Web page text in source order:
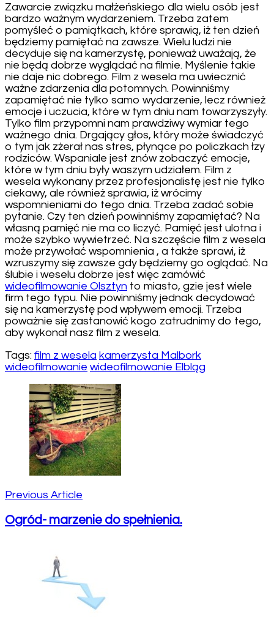
Zawarcie związku małżeńskiego dla wielu osób jest
bardzo ważnym wydarzeniem. Trzeba zatem
pomyśleć o pamiątkach, które sprawią, iż ten dzień
będziemy pamiętać na zawsze. Wielu ludzi nie
decyduje się na kamerzystę, ponieważ uważają, że
nie będą dobrze wyglądać na filmie. Myślenie takie
nie daje nic dobrego. Film z wesela ma uwiecznić
ważne zdarzenia dla potomnych. Powinniśmy
zapamiętać nie tylko samo wydarzenie, lecz również
emocje i uczucia, które w tym dniu nam towarzyszyły.
Tylko film przypomni nam prawdziwy wymiar tego
ważnego dnia. Drgający głos, który może świadczyć
o tym jak zżerał nas stres, płynące po policzkach łzy
rodziców. Wspaniale jest znów zobaczyć emocje,
które w tym dniu były waszym udziałem. Film z
wesela wykonany przez profesjonalistę jest nie tylko
ciekawy, ale również sprawia, iż wrócimy
wspomnieniami do tego dnia. Trzeba zadać sobie
pytanie. Czy ten dzień powinniśmy zapamiętać? Na
własną pamięć nie ma co liczyć. Pamięć jest ulotna i
może szybko wywietrzeć. Na szczęście film z wesela
może przywołać wspomnienia , a także sprawi, iż
wzruszymy się zawsze gdy będziemy go oglądać. Na
ślubie i weselu dobrze jest więc zamówić
wideofilmowanie Olsztyn to miasto, gzie jest wiele
firm tego typu. Nie powinniśmy jednak decydować
się na kamerzystę pod wpływem emocji. Trzeba
poważnie się zastanowić kogo zatrudnimy do tego,
aby wykonał nasz film z wesela.
Tags: film z wesela kamerzysta Malbork
wideofilmowanie wideofilmowanie Elbląg
Post
Navigation
Previous Article
Ogród- marzenie do spełnienia.